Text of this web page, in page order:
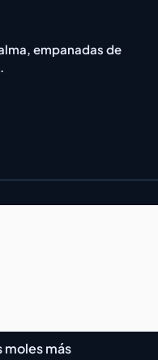
empanadas de
moles más